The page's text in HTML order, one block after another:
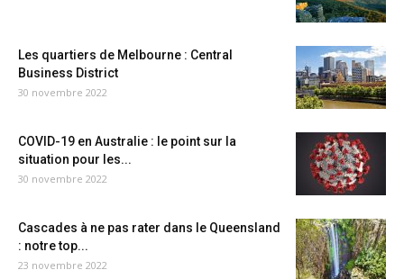
Les quartiers de Melbourne : Central
Business District
30 novembre 2022
COVID-19 en Australie : le point sur la
situation pour les...
30 novembre 2022
Cascades à ne pas rater dans le Queensland
: notre top...
23 novembre 2022